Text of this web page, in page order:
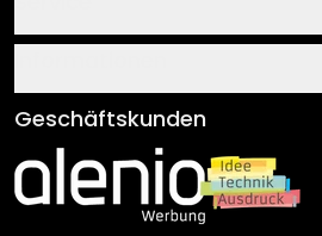
Über uns
Klebe- und Montageanleitungen
Newsletter An-/Abmeldung
Sendungsverfolgung
AGB
Impressum
Versand & Zahlung
Geschäftskunden